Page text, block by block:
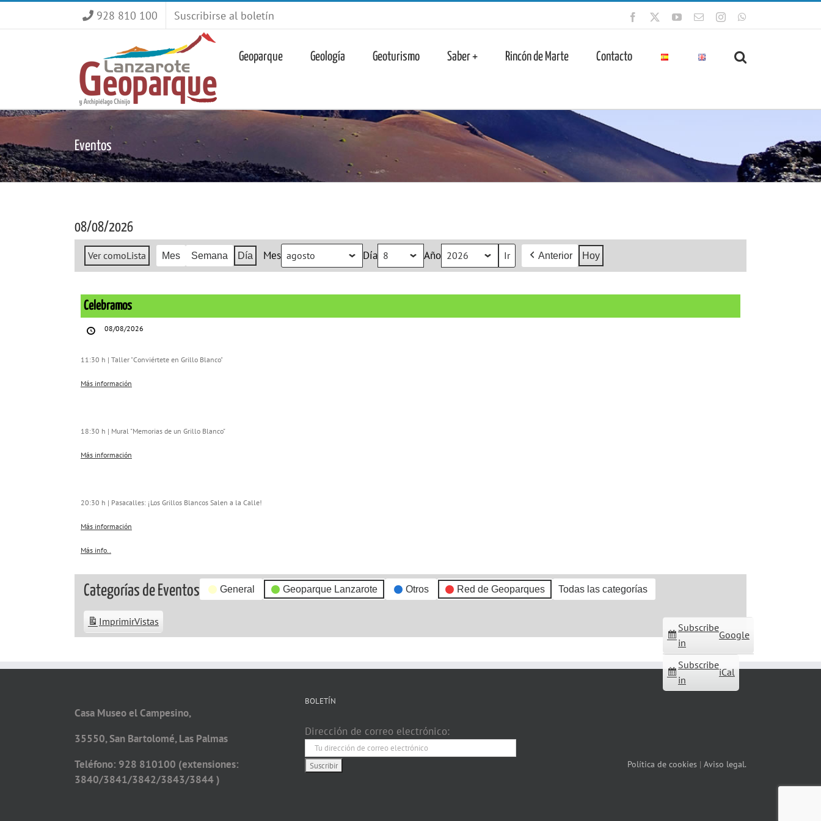
928 810 100 Suscribirse al boletín Facebook YouTube
CorreoInstagram
Geoparque Geología Geoturismo Saber + Rincón de Marte Contacto
Eventos
08/08/2026
Ver comoLista Mes Semana Día Mes Día Año Anterior Hoy
Celebramos
08/08/2026
11:30 h | Taller "Conviértete en Grillo Blanco"
Más información
18:30 h | Mural "Memorias de un Grillo Blanco"
Más información
20:30 h | Pasacalles: ¡Los Grillos Blancos Salen a la Calle!
Más información
Más info..
Categorías de Eventos General Geoparque Lanzarote Otros Red de Geoparques Todas las categorías
Subscribe
in
Google
Subscribe
in
iCal
ImprimirVistas
Casa Museo el Campesino,
35550, San Bartolomé, Las Palmas
Teléfono: 928 810100 (extensiones:
3840/3841/3842/3843/3844 )
BOLETÍN
Dirección de correo electrónico:
Política de cookies | Aviso legal.